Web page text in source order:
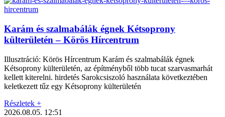
Karám és szalmabálák égnek Kétsoprony
külterületén – Körös Hírcentrum
Illusztráció: Körös Hírcentrum Karám és szalmabálák égnek
Kétsoprony külterületén, az építményből több tucat szarvasmarhát
kellett kiterelni. hirdetés Sarokcsiszoló használata következtében
keletkezett tűz egy Kétsoprony külterületén
Részletek +
2026.08.05. 12:51